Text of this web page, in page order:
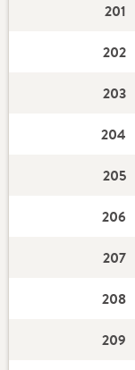
201
202
203
204
205
206
207
208
209